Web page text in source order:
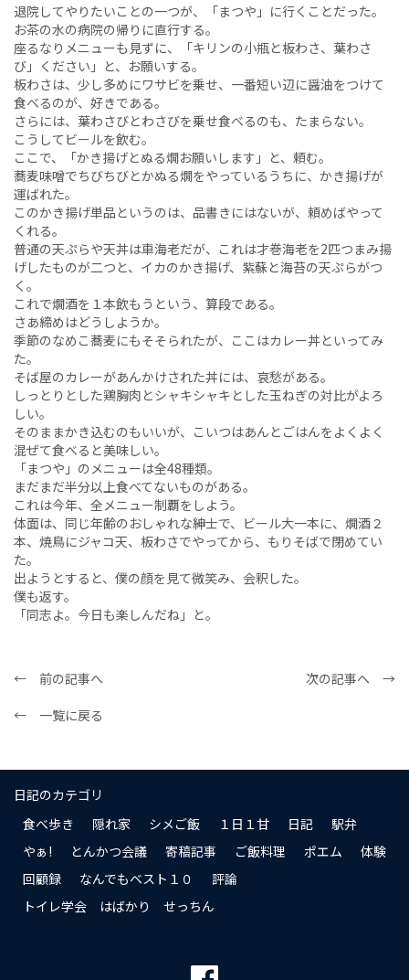
退院してやりたいことの一つが、「まつや」に行くことだった。
お茶の水の病院の帰りに直行する。
座るなりメニューも見ずに、「キリンの小瓶と板わさ、葉わさ
び」ください」と、お願いする。
板わさは、少し多めにワサビを乗せ、一番短い辺に醤油をつけて
食べるのが、好きである。
さらには、葉わさびとわさびを乗せ食べるのも、たまらない。
こうしてビールを飲む。
ここで、「かき揚げとぬる燗お願いします」と、頼む。
蕎麦味噌でちびちびとかぬる燗をやっているうちに、かき揚げが
運ばれた。
このかき揚げ単品というのは、品書きにはないが、頼めばやって
くれる。
普通の天ぷらや天丼は車海老だが、これは才巻海老を2匹つまみ揚
げしたものが二つと、イカのかき揚げ、紫蘇と海苔の天ぷらがつ
く。
これで燗酒を１本飲もうという、算段である。
さあ締めはどうしようか。
季節のなめこ蕎麦にもそそられたが、ここはカレー丼といってみ
た。
そば屋のカレーがあんかけされた丼には、哀愁がある。
しっとりとした鶏胸肉とシャキシャキとした玉ねぎの対比がよろ
しい。
そのままかき込むのもいいが、こいつはあんとごはんをよくよく
混ぜて食べると美味しい。
「まつや」のメニューは全48種類。
まだまだ半分以上食べてないものがある。
これは今年、全メニュー制覇をしよう。
体面は、同じ年齢のおしゃれな紳士で、ビール大一本に、燗酒２
本、焼鳥にジャコ天、板わさでやってから、もりそばで閉めてい
た。
出ようとすると、僕の顔を見て微笑み、会釈した。
僕も返す。
「同志よ。今日も楽しんだね」と。
← 前の記事へ
次の記事へ →
← 一覧に戻る
日記のカテゴリ
食べ歩き
隠れ家 シメご飯 １日１甘 日記
駅弁
やぁ!
とんかつ会議 寄稿記事 ご飯料理 ポエム
体験
回顧録
なんでもベスト１０
評論
トイレ学会 はばかり せっちん